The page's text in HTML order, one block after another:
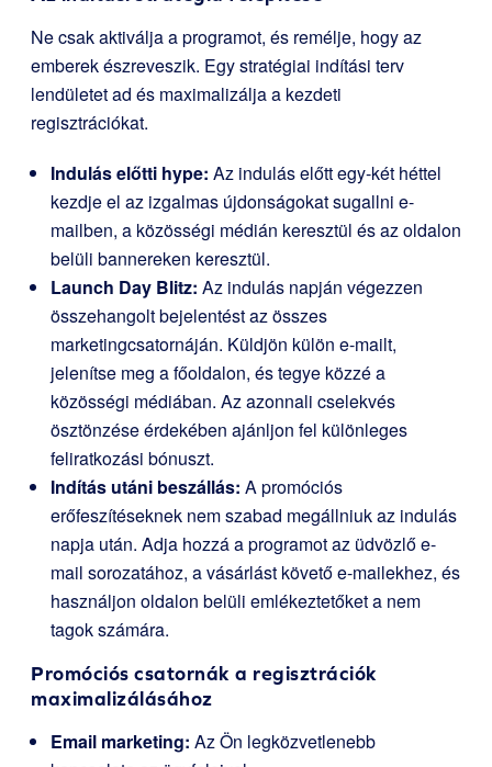
Ne csak aktiválja a programot, és remélje, hogy az
emberek észreveszik. Egy stratégiai indítási terv
lendületet ad és maximalizálja a kezdeti
regisztrációkat.
Indulás előtti hype: Az indulás előtt egy-két héttel
kezdje el az izgalmas újdonságokat sugallni e-
mailben, a közösségi médián keresztül és az oldalon
belüli bannereken keresztül.
Launch Day Blitz: Az indulás napján végezzen
összehangolt bejelentést az összes
marketingcsatornáján. Küldjön külön e-mailt,
jelenítse meg a főoldalon, és tegye közzé a
közösségi médiában. Az azonnali cselekvés
ösztönzése érdekében ajánljon fel különleges
feliratkozási bónuszt.
Indítás utáni beszállás: A promóciós
erőfeszítéseknek nem szabad megállniuk az indulás
napja után. Adja hozzá a programot az üdvözlő e-
mail sorozatához, a vásárlást követő e-mailekhez, és
használjon oldalon belüli emlékeztetőket a nem
tagok számára.
Promóciós csatornák a regisztrációk
maximalizálásához
Email marketing: Az Ön legközvetlenebb